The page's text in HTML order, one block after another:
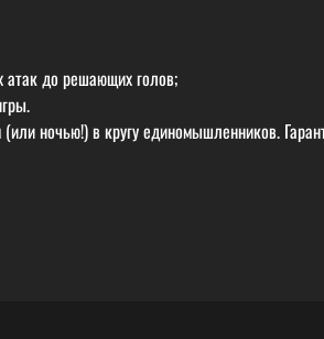
до решающих голов;
ночью!) в кругу единомышленников.